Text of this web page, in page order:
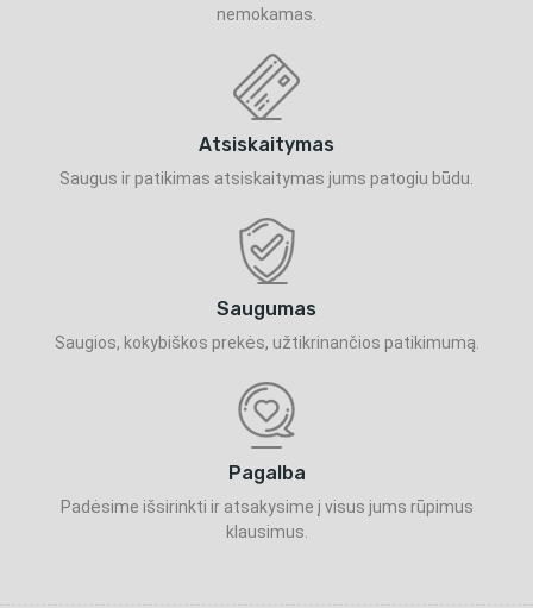
nemokamas.
Atsiskaitymas
Saugus ir patikimas atsiskaitymas jums patogiu būdu.
Saugumas
Saugios, kokybiškos prekės, užtikrinančios patikimumą.
Pagalba
Padėsime išsirinkti ir atsakysime į visus jums rūpimus
klausimus.